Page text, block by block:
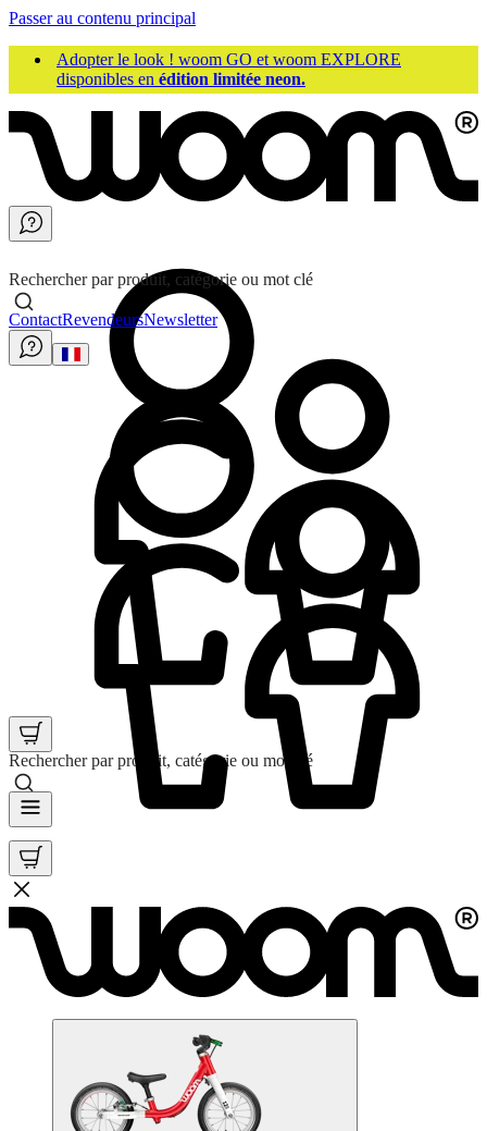
Passer au contenu principal
Adopter le look ! woom GO et woom EXPLORE
disponibles en édition limitée neon.
Rechercher par produit, catégorie ou mot clé
Rechercher par produit, catégorie ou mot clé
ContactRevendeursNewsletter